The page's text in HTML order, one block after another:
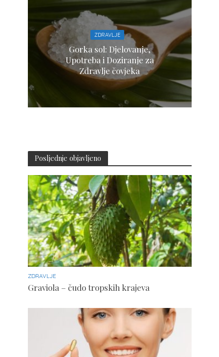
ZDRAVLJE
Gorka sol: Djelovanje,
Upotreba i Doziranje za
Zdravlje čovjeka
Posljednje objavljeno
ZDRAVLJE
Graviola – čudo tropskih krajeva